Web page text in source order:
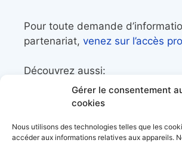
Gérer le consentement
cookies
Nous utilisons des technologies telles que les
accéder aux informations relatives aux appareils.
Pour toute demande
partenariat, venez sur l’accès
Découvrez aussi:
Côtes&Mers, le magazine du
Mers&Montagnes, Equipement